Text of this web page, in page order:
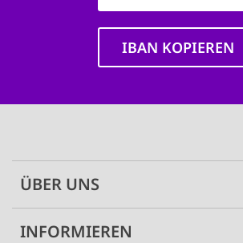
IBAN KOPIEREN
ÜBER UNS
INFORMIEREN